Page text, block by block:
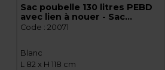
Sac poubelle 130 litres PEBD
avec lien à nouer - Sac
poubelle professionnel -
Code : 20071
Blanc
L 82 x H 118 cm